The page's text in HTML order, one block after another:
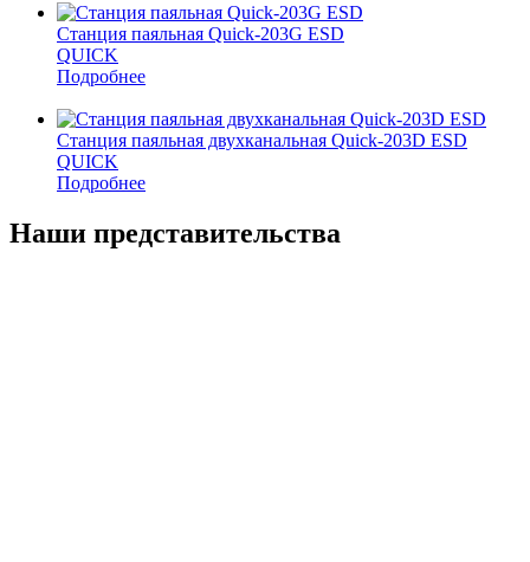
Станция паяльная Quick-203G ESD
QUICK
Подробнее
Станция паяльная двухканальная Quick-203D ESD
QUICK
Подробнее
Наши представительства